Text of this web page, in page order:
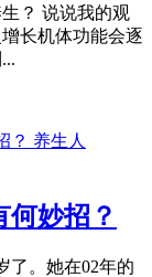
？ 说说我的观
长机体功能会逐
养生人
妙招？
了。她在02年的